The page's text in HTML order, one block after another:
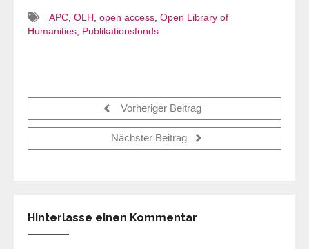
APC, OLH , open access, Open Library of
Humanities, Publikationsfonds
Vorheriger Beitrag
Nächster Beitrag
Hinterlasse einen Kommentar